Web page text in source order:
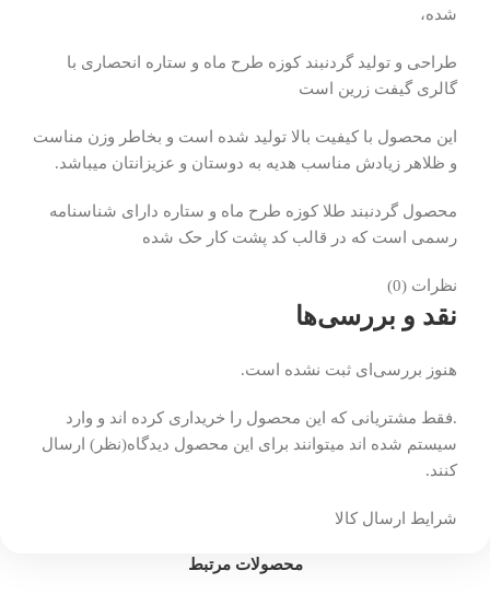
شده،
طراحی و تولید گردنبند کوزه طرح ماه و ستاره انحصاری با
گالری گیفت زرین است
این محصول با کیفیت بالا تولید شده است و بخاطر وزن مناست
و ظلاهر زیادش مناسب هدیه به دوستان و عزیزانتان میباشد.
محصول گردنبند طلا کوزه طرح ماه و ستاره دارای شناسنامه
رسمی است که در قالب کد پشت کار حک شده
نظرات (0)
نقد و بررسی‌ها
هنوز بررسی‌ای ثبت نشده است.
.فقط مشتریانی که این محصول را خریداری کرده اند و وارد
سیستم شده اند میتوانند برای این محصول دیدگاه(نظر) ارسال
کنند.
شرایط ارسال کالا
محصولات مرتبط